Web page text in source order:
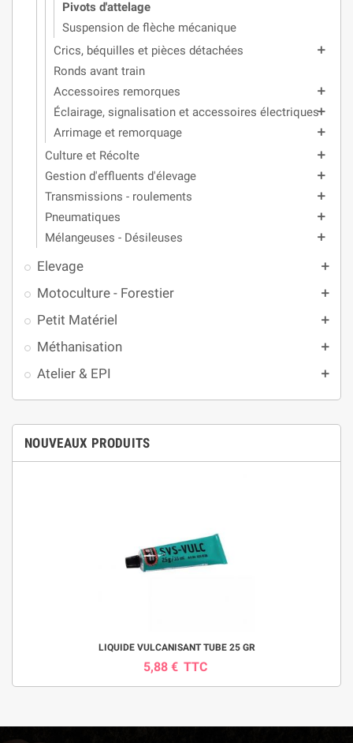
Pivots d'attelage
Suspension de flèche mécanique
Crics, béquilles et pièces détachées
add
Ronds avant train
Accessoires remorques
add
Éclairage, signalisation et accessoires électriquesadd
Arrimage et remorquage add
Culture et Récolte add
Gestion d'effluents d'élevage add
Transmissions - roulements add
Pneumatiques add
Mélangeuses - Désileuses add
Elevage add
Motoculture - Forestier add
Petit Matériel add
Méthanisation add
Atelier & EPI add
NOUVEAUX PRODUITS
LIQUIDE VULCANISANT TUBE 25 GR
5,88 € TTC